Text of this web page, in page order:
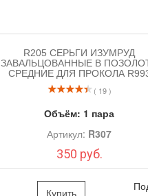
R205 СЕРЬГИ ИЗУМРУД
ЗАВАЛЬЦОВАННЫЕ В
СРЕДНИЕ ДЛЯ ПРОКОЛА
( 19 )
Объём: 1 пара
Артикул: R307
350 руб.
Купить